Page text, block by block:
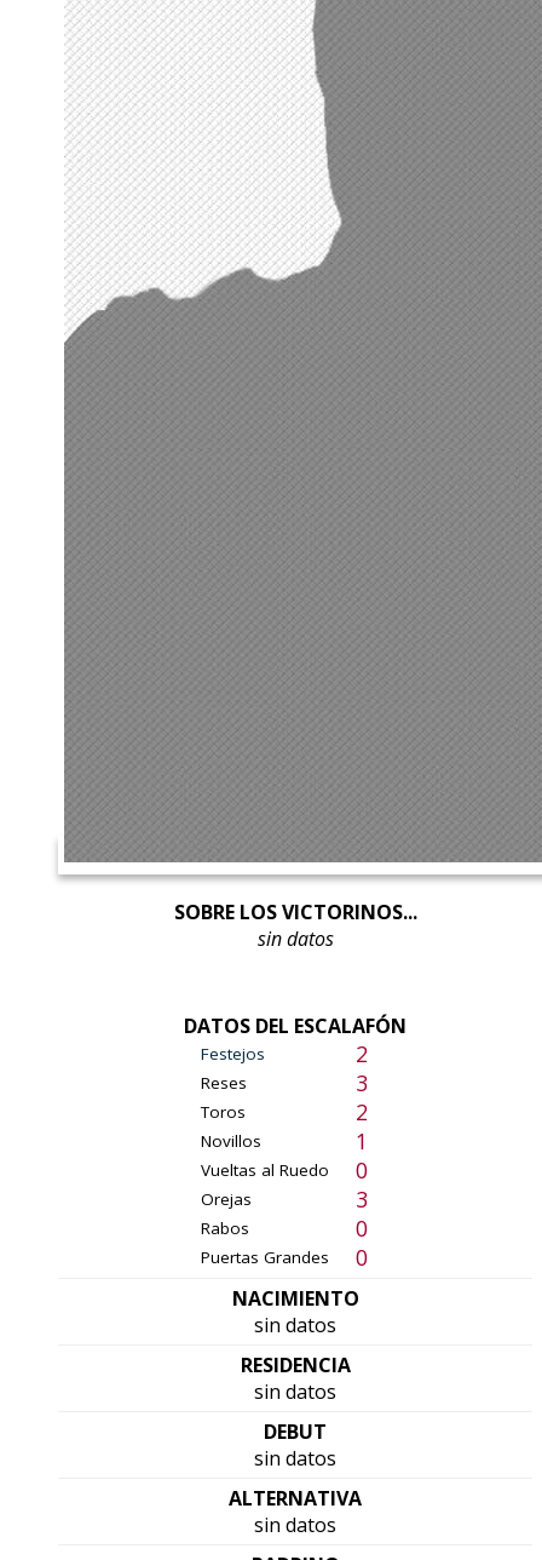
SOBRE LOS VICTORINOS...
sin datos
DATOS DEL ESCALAFÓN
Festejos 2
Reses 3
Toros 2
Novillos 1
Vueltas al Ruedo 0
Orejas 3
Rabos 0
Puertas Grandes 0
NACIMIENTO
sin datos
RESIDENCIA
sin datos
DEBUT
sin datos
ALTERNATIVA
sin datos